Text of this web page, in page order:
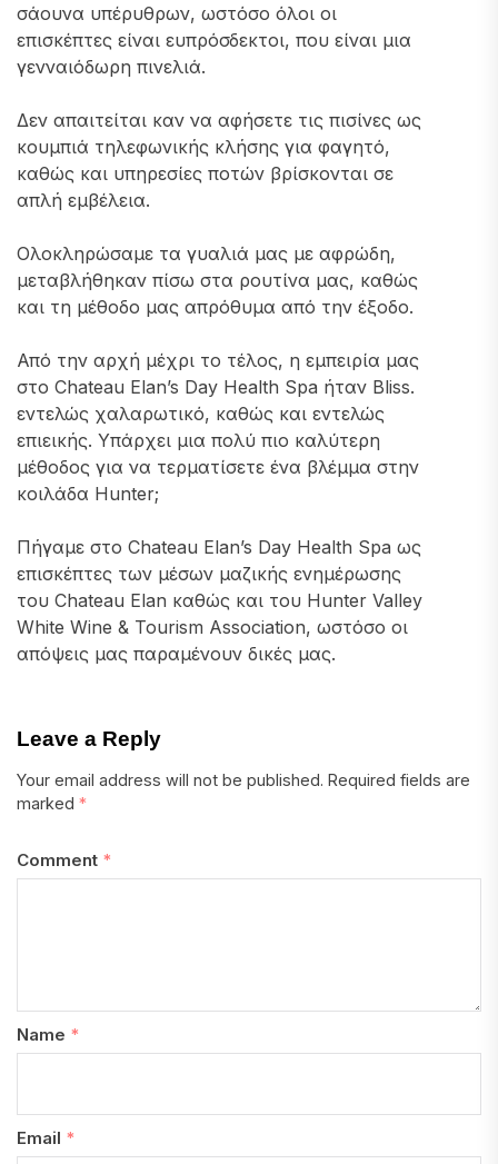
σάουνα υπέρυθρων, ωστόσο όλοι οι
επισκέπτες είναι ευπρόσδεκτοι, που είναι μια
γενναιόδωρη πινελιά.
Δεν απαιτείται καν να αφήσετε τις πισίνες ως
κουμπιά τηλεφωνικής κλήσης για φαγητό,
καθώς και υπηρεσίες ποτών βρίσκονται σε
απλή εμβέλεια.
Ολοκληρώσαμε τα γυαλιά μας με αφρώδη,
μεταβλήθηκαν πίσω στα ρουτίνα μας, καθώς
και τη μέθοδο μας απρόθυμα από την έξοδο.
Από την αρχή μέχρι το τέλος, η εμπειρία μας
στο Chateau Elan’s Day Health Spa ήταν Bliss.
εντελώς χαλαρωτικό, καθώς και εντελώς
επιεικής. Υπάρχει μια πολύ πιο καλύτερη
μέθοδος για να τερματίσετε ένα βλέμμα στην
κοιλάδα Hunter;
Πήγαμε στο Chateau Elan’s Day Health Spa ως
επισκέπτες των μέσων μαζικής ενημέρωσης
του Chateau Elan καθώς και του Hunter Valley
White Wine & Tourism Association, ωστόσο οι
απόψεις μας παραμένουν δικές μας.
Leave a Reply
Your email address will not be published. Required fields are
marked *
Comment *
Name *
Email *